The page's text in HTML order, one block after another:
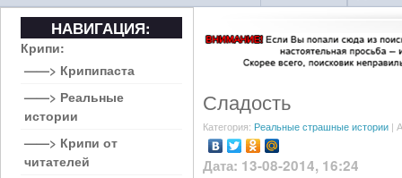
Сладость
Категория: Реальные страшные истории |
Дата: 13-08-2014, 16:24
НАВИГАЦИЯ:
Крипи:
——> Крипипаста
——> Реальные
истории
——> Крипи от
читателей